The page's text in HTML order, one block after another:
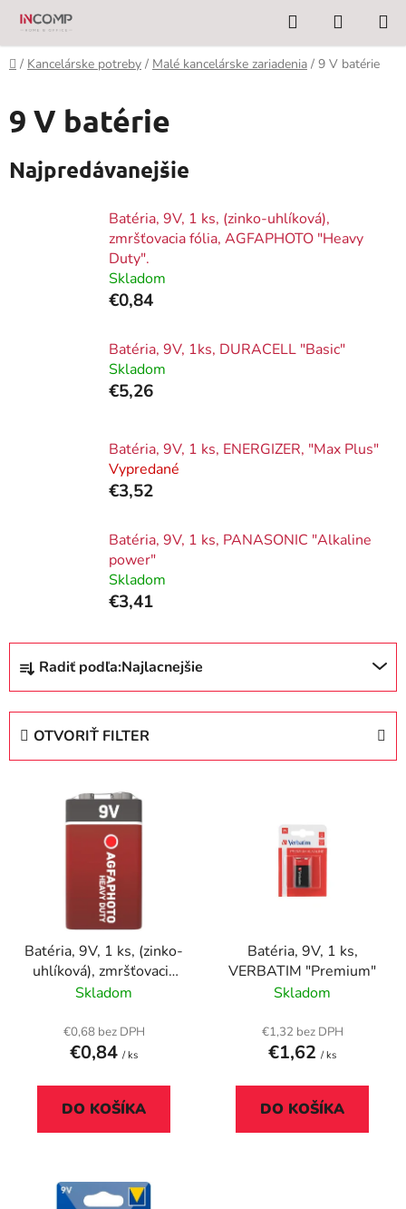
Prejsť
obsah
Hľadať
KOŠÍK
Domov
/ Kancelárske potreby / Malé kancelárske zariadenia / 9 V batérie
9 V batérie
Najpredávanejšie
Batéria, 9V, 1 ks, (zinko-uhlíková),
zmršťovacia fólia, AGFAPHOTO "Heavy
Duty".
Skladom
€0,84
Batéria, 9V, 1ks, DURACELL "Basic"
Skladom
€5,26
Batéria, 9V, 1 ks, ENERGIZER, "Max Plus"
Vypredané
€3,52
Batéria, 9V, 1 ks, PANASONIC "Alkaline
power"
Skladom
€3,41
R
d
Radiť podľa:Najlacnejšie
OTVORIŤ FILTER
Batéria, 9V, 1 ks, (zinko-
uhlíková), zmršťovacia
fólia, AGFAPHOTO
Skladom
€0,68 bez DPH
€0,84 / ks
DO KOŠÍKA
Batéria, 9V, 1 ks,
VERBATIM "Premium"
Skladom
€1,32 bez DPH
€1,62 / ks
DO KOŠÍKA